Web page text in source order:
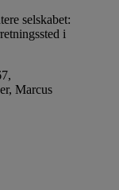
selskabet:
i
Marcus